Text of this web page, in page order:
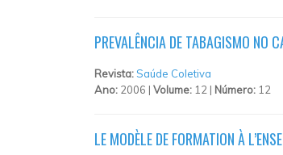
PREVALÊNCIA DE TABAGISMO NO
Revista:Saúde Coletiva
Ano: 2006 | Volume: 12 | Número: 12
LE MODÈLE DE FORMATION À